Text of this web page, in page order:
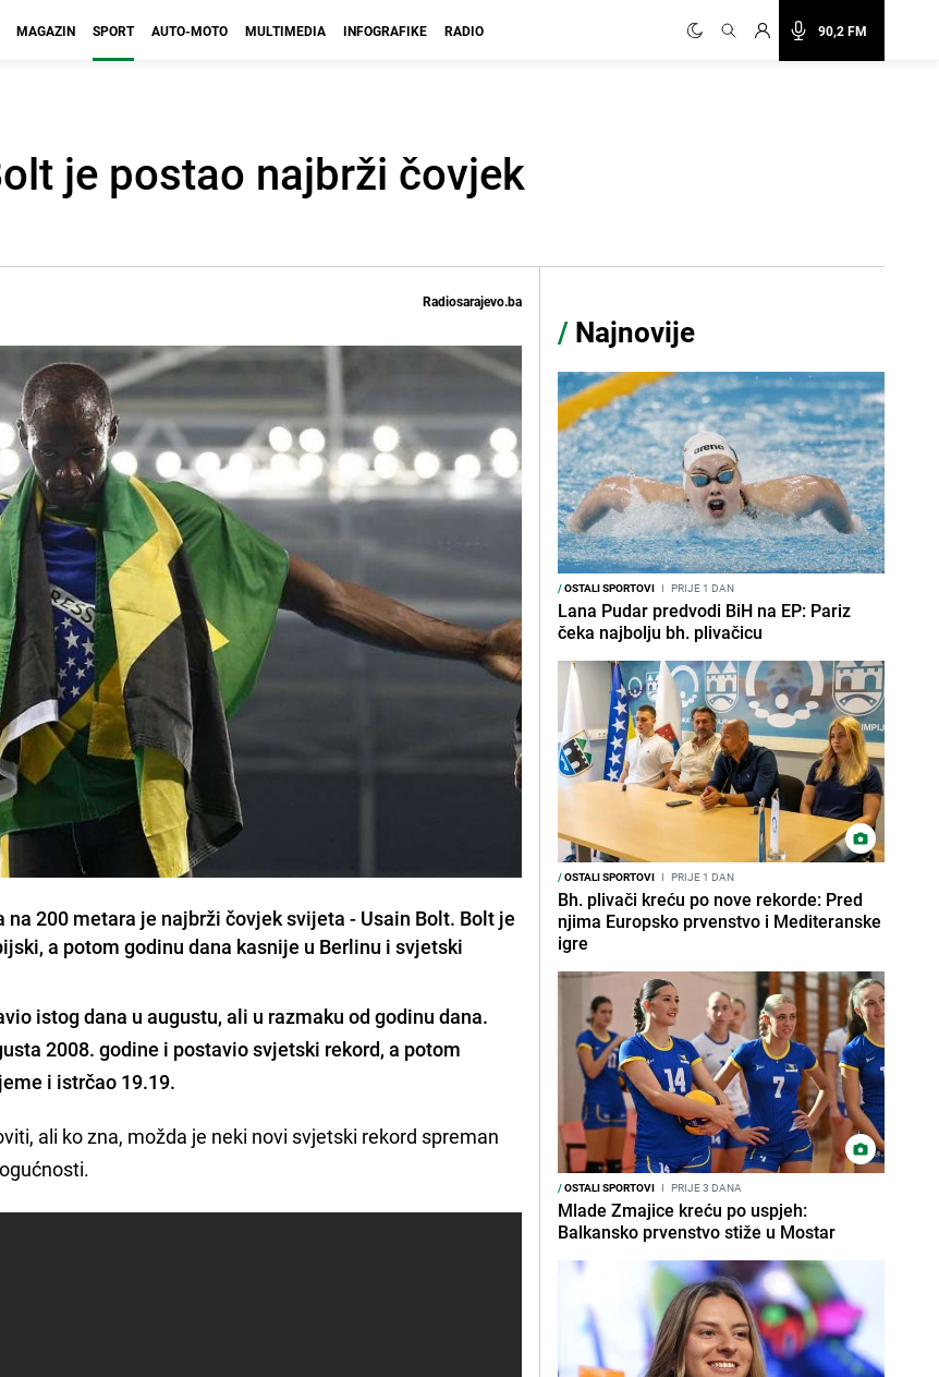
90,2 FM
MAGAZIN SPORT AUTO-MOTO MULTIMEDIA INFOGRAFIKE RADIO
je postao najbrži čovjek
Radiosarajevo.ba
200 metara je najbrži čovjek svijeta - Usain Bolt. Bolt je
a potom godinu dana kasnije u Berlinu i svjetski
istog dana u augustu, ali u razmaku od godinu dana.
2008. godine i postavio svjetski rekord, a potom
i istrčao 19.19.
ali ko zna, možda je neki novi svjetski rekord spreman
/ Najnovije
/OSTALI SPORTOVI I PRIJE 1 DAN
Lana Pudar predvodi BiH na EP: Pariz
čeka najbolju bh. plivačicu
/OSTALI SPORTOVI I PRIJE 1 DAN
Bh. plivači kreću po nove rekorde: Pred
njima Europsko prvenstvo i Mediteranske
igre
/OSTALI SPORTOVI I PRIJE 3 DANA
Mlade Zmajice kreću po uspjeh:
Balkansko prvenstvo stiže u Mostar